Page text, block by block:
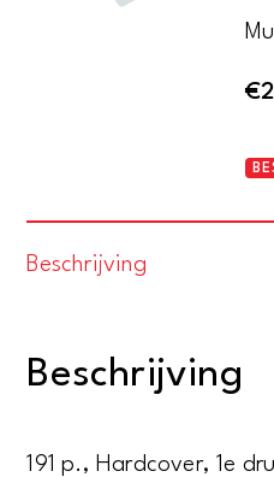
€
Beschrijving
Beschrijving
191 p., Hardcover, 1e